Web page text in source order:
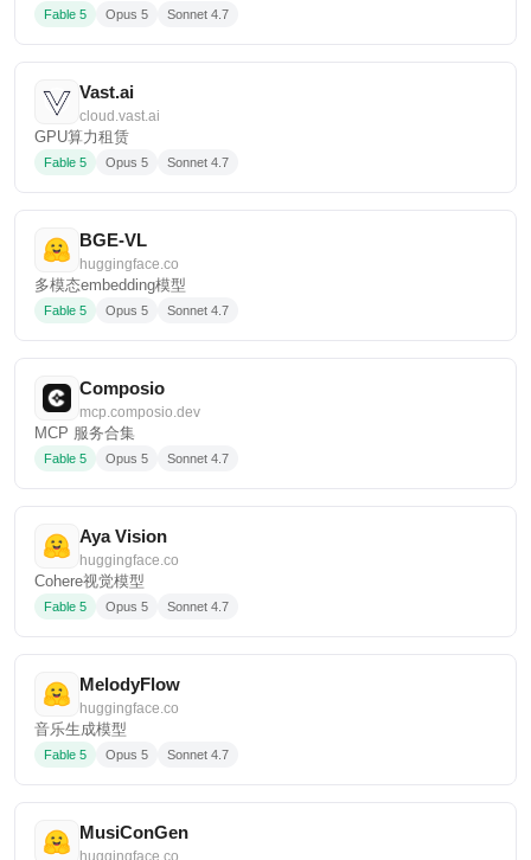
Fable 5 Opus 5 Sonnet 4.7
Vast.ai
cloud.vast.ai
GPU算力租赁
Fable 5 Opus 5 Sonnet 4.7
BGE-VL
huggingface.co
多模态embedding模型
Fable 5 Opus 5 Sonnet 4.7
Composio
mcp.composio.dev
MCP 服务合集
Fable 5 Opus 5 Sonnet 4.7
Aya Vision
huggingface.co
Cohere视觉模型
Fable 5 Opus 5 Sonnet 4.7
MelodyFlow
huggingface.co
音乐生成模型
Fable 5 Opus 5 Sonnet 4.7
MusiConGen